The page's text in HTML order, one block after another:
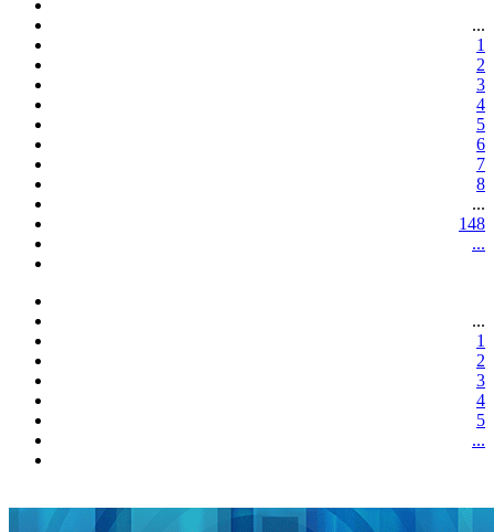
...
1
2
3
4
5
6
7
8
...
148
...
...
1
2
3
4
5
...